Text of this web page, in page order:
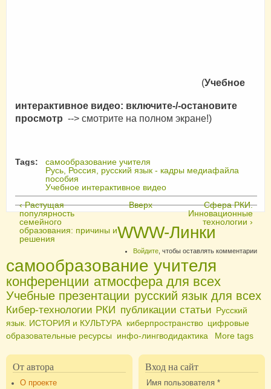
(Учебное
интерактивное видео: включите-/-остановите
просмотр --> смотрите на полном экране!)
Tags:
самообразование учителя
Русь, Россия, русский язык - кадры медиафайла
пособия
Учебное интерактивное видео
‹ Растущая
популярность
семейного
образования: причины и
решения
Вверх
Сфера РКИ.
Инновационные
технологии ›
Войдите , чтобы оставлять комментарии
WWW-Линки
самообразование учителя
конференции атмосфера для всех
Учебные презентации русский язык для всех
Кибер-технологии РКИ публикации статьи Русский
язык. ИСТОРИЯ и КУЛЬТУРА киберпространство цифровые
образовательные ресурсы
инфо-лингводидактика More tags
От автора
О проекте
Вход на сайт
Имя пользователя *